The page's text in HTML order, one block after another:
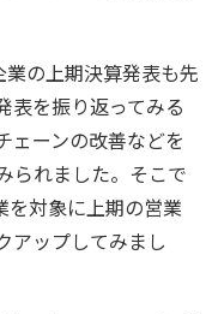
の上期決算発表も先
表を振り返ってみる
ェーンの改善などを
られました。そこで
を対象に上期の営業
アップしてみまし